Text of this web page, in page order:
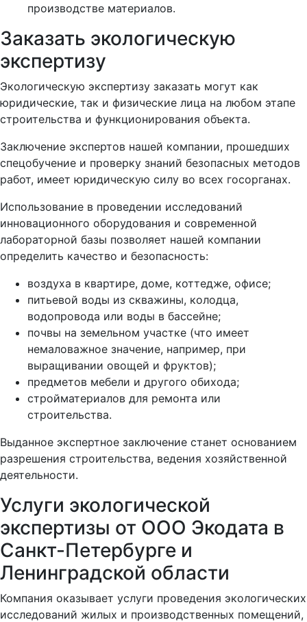
производстве материалов.
Заказать экологическую
экспертизу
Экологическую экспертизу заказать могут как
юридические, так и физические лица на любом этапе
строительства и функционирования объекта.
Заключение экспертов нашей компании, прошедших
спецобучение и проверку знаний безопасных методов
работ, имеет юридическую силу во всех госорганах.
Использование в проведении исследований
инновационного оборудования и современной
лабораторной базы позволяет нашей компании
определить качество и безопасность:
воздуха в квартире, доме, коттедже, офисе;
питьевой воды из скважины, колодца,
водопровода или воды в бассейне;
почвы на земельном участке (что имеет
немаловажное значение, например, при
выращивании овощей и фруктов);
предметов мебели и другого обихода;
стройматериалов для ремонта или
строительства.
Выданное экспертное заключение станет основанием
разрешения строительства, ведения хозяйственной
деятельности.
Услуги экологической
экспертизы от ООО Экодата в
Санкт-Петербурге и
Ленинградской области
Компания оказывает услуги проведения экологических
исследований жилых и производственных помещений,